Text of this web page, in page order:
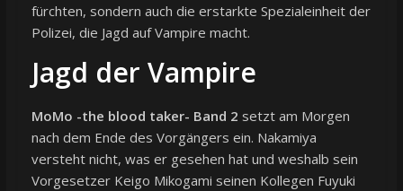
fürchten, sondern auch die erstarkte Spezialeinheit der
Polizei, die Jagd auf Vampire macht.
Jagd der Vampire
MoMo -the blood taker- Band 2 setzt am Morgen
nach dem Ende des Vorgängers ein. Nakamiya
versteht nicht, was er gesehen hat und weshalb sein
Vorgesetzer Keigo Mikogami seinen Kollegen Fuyuki